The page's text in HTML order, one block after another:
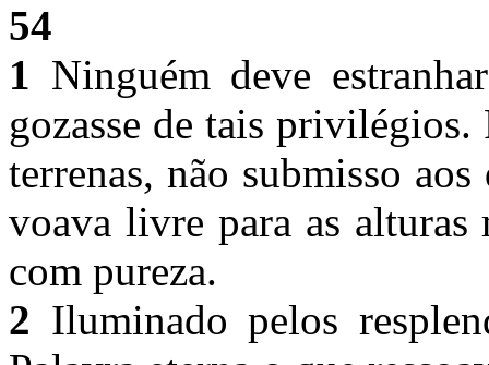
54
1 Ninguém deve
gozasse de tais
terrenas, não submisso
voava livre para as alturas
com pureza.
2 Iluminado pelos